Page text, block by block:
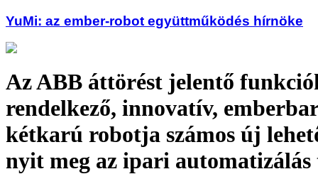
YuMi: az ember-robot együttműködés hírnöke
Az ABB áttörést jelentő
rendelkező, innovatív,
kétkarú robotja számos új
nyit meg az ipari automatizálás